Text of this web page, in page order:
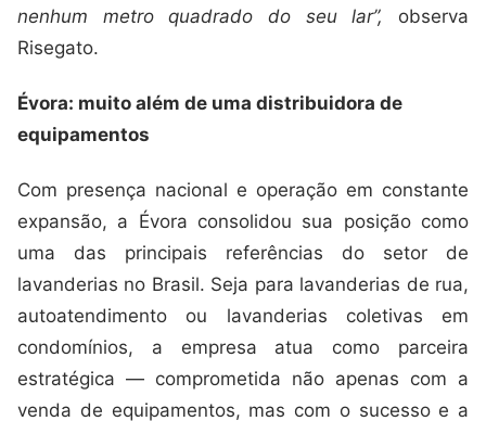
nenhum metro quadrado do seu lar”, observa
Risegato.
Évora: muito além de uma distribuidora de
equipamentos
Com presença nacional e operação em constante
expansão, a Évora consolidou sua posição como
uma das principais referências do setor de
lavanderias no Brasil. Seja para lavanderias de rua,
autoatendimento ou lavanderias coletivas em
condomínios, a empresa atua como parceira
estratégica — comprometida não apenas com a
venda de equipamentos, mas com o sucesso e a